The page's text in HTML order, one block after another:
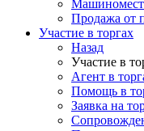
Продажа от
Участие в торгах
Назад
Участие в
Агент в
Помощь в
Заявка на